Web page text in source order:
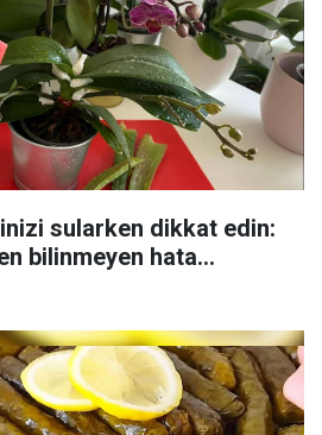
sularken dikkat edin:
bilinmeyen hata...